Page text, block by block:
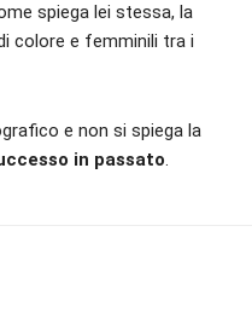
spiega lei stessa, la
colore e femminili tra i
e non si spiega la
in passato.